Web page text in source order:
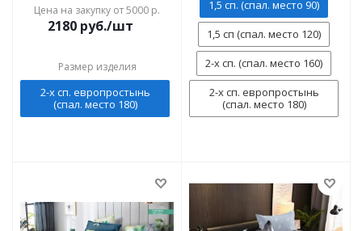
Цена на закупку от 5000 р.
2180 руб./шт
Размер изделия
2-х сп. европростынь
(спал. место 180)
1,5 сп. (спал. место 90)
1,5 сп (спал. место 120)
2-х сп. (спал. место 160)
2-х сп. европростынь
(спал. место 180)